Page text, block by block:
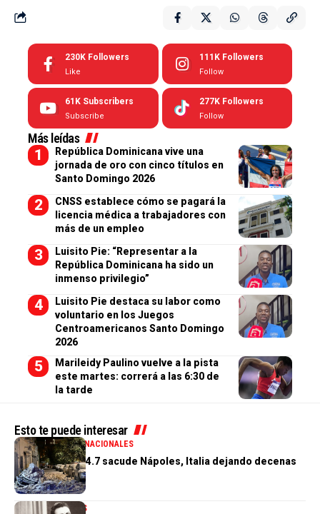
230K Followers
Like
111K Followers
Follow
61K Subscribers
Subscribe
277K Followers
Follow
Más leídas
República Dominicana vive una
jornada de oro con cinco títulos en
Santo Domingo 2026
CNSS establece cómo se pagará la
licencia médica a trabajadores con
más de un empleo
Luisito Pie: “Representar a la
República Dominicana ha sido un
inmenso privilegio”
Luisito Pie destaca su labor como
voluntario en los Juegos
Centroamericanos Santo Domingo
2026
Marileidy Paulino vuelve a la pista
este martes: correrá a las 6:30 de
la tarde
Esto te puede interesar
GENERALESINTERNACIONALES
Terremoto de 4.7 sacude Nápoles, Italia dejando decenas
de heridos
INTERNACIONALES